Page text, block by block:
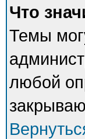
Что
Темы
любой